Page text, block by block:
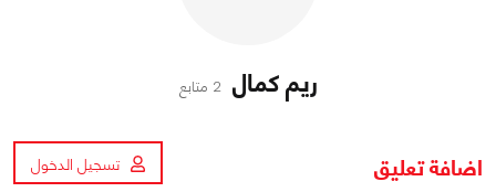
ريم كمال 2 متابع
اضافة تعليق تسجيل الدخول